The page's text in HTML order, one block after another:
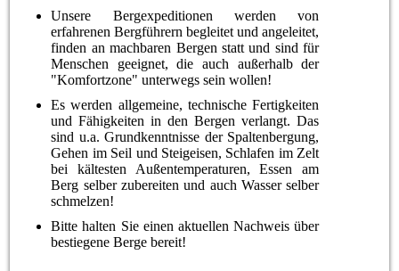
Unsere Bergexpeditionen werden von
erfahrenen Bergführern begleitet und angeleitet,
finden an machbaren Bergen statt und sind für
Menschen geeignet, die auch außerhalb der
"Komfortzone" unterwegs sein wollen!
Es werden allgemeine, technische Fertigkeiten
und Fähigkeiten in den Bergen verlangt. Das
sind u.a. Grundkenntnisse der Spaltenbergung,
Gehen im Seil und Steigeisen, Schlafen im Zelt
bei kältesten Außentemperaturen, Essen am
Berg selber zubereiten und auch Wasser selber
schmelzen!
Bitte halten Sie einen aktuellen Nachweis über
bestiegene Berge bereit!